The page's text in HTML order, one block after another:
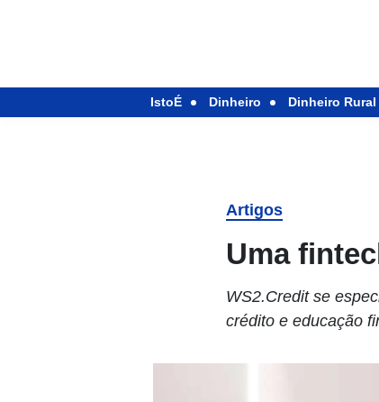
IstoÉ Dinheiro Dinheiro Rural
Artigos
Uma
WS2.Credit se
crédito e educação